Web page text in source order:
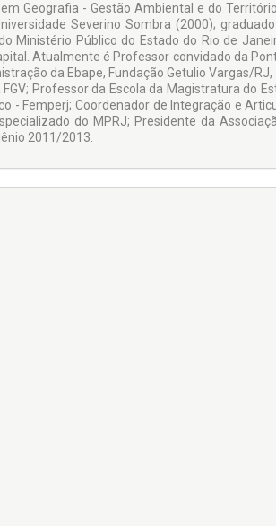
Geografia - Gestão Ambiental e do
Severino Sombra (2000);
Ministério Público do Estado do Rio de
Atualmente é Professor convidado da
da Ebape, Fundação Getulio Vargas/
Professor da Escola da Magistratura do
- Femperj; Coordenador de Integração e
do MPRJ; Presidente da
2011/2013.